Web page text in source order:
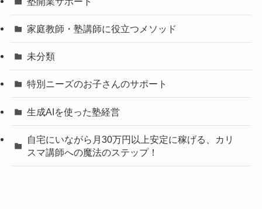
家庭教師・塾講師に役立つメソッド
未分類
特別ニーズのお子さんのサポート
生成AIを使った塾経営
自宅にいながら月30万円以上安定に稼げる、カリ
スマ講師への魔法のステップ！